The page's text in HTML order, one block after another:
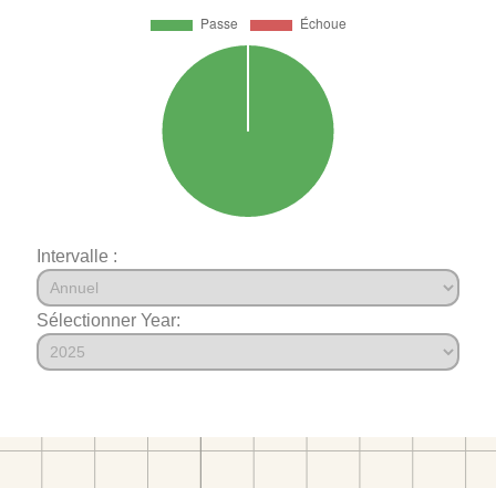
Intervalle :
Sélectionner Year: